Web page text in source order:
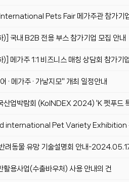
Pets Fair 메가주관 참가기업
국내 B2B 전용 부스 참가기업 모집 안내
메가주 1:1 비즈니스 매칭 상담회 참가기
· 메가주 · 가낳지모" 개최 일정안내
산업박람회 (KoINDEX 2024) 'K 펫푸드
international Pet Variety Exhibition 전
려동물 유망 기술설명회 안내-
용사업(수출바우처) 사용 안내의 건